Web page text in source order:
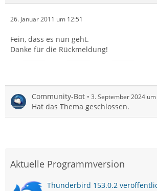
26. Januar 2011 um 12:51
Fein, dass es nun geht.
Danke für die Rückmeldung!
Community-Bot 3. September 2024
Hat das Thema geschlossen.
Aktuelle Programmversion
Thunderbird 153.0.2